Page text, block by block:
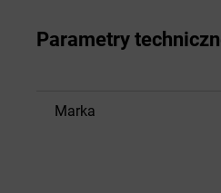
Parametry
Marka